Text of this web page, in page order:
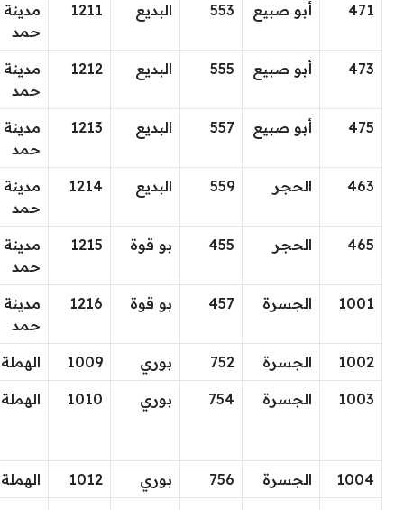
471 أبو صبيع 553 البديع 1211
مدينة
حمد
473 أبو صبيع 555 البديع 1212
مدينة
حمد
475 أبو صبيع 557 البديع 1213
مدينة
حمد
463 الحجر 559 البديع 1214
مدينة
حمد
465 الحجر 455 بو قوة 1215
مدينة
حمد
1001 الجسرة 457 بو قوة 1216
مدينة
حمد
1002 الجسرة 752 بوري 1009 الهملة
1003 الجسرة 754 بوري 1010 الهملة
1004 الجسرة 756 بوري 1012 الهملة